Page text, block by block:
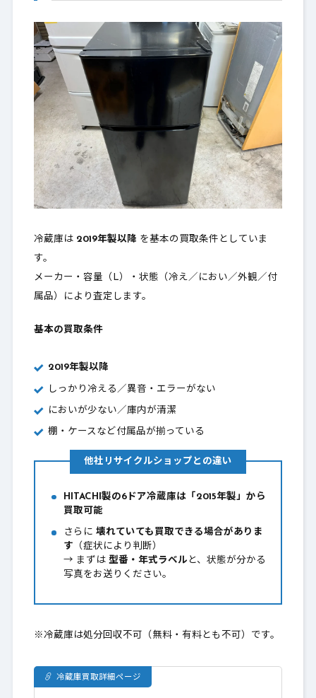
冷蔵庫は 2019年製以降 を基本の買取条件としていま
す。
メーカー・容量（L）・状態（冷え／におい／外観／付
属品）により査定します。
基本の買取条件
2019年製以降
しっかり冷える／異音・エラーがない
においが少ない／庫内が清潔
棚・ケースなど付属品が揃っている
他社リサイクルショップとの違い
HITACHI製の6ドア冷蔵庫は「2015年製」から
買取可能
さらに壊れていても買取できる場合がありま
す （症状により判断）
→ まずは型番・年式ラベル と、状態が分かる
写真をお送りください。
※冷蔵庫は処分回収不可（無料・有料とも不可）です。
冷蔵庫買取詳細ページ